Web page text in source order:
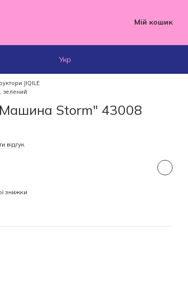
Мій кошик
Укр
JIQILE
зелений
Машина Storm" 43008
відгук
знижки